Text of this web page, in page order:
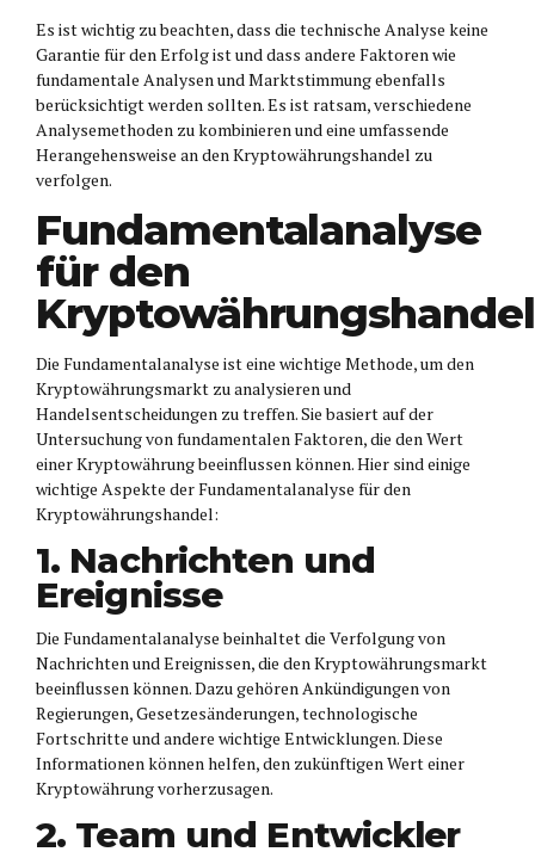
Es ist wichtig zu beachten, dass die technische Analyse keine
Garantie für den Erfolg ist und dass andere Faktoren wie
fundamentale Analysen und Marktstimmung ebenfalls
berücksichtigt werden sollten. Es ist ratsam, verschiedene
Analysemethoden zu kombinieren und eine umfassende
Herangehensweise an den Kryptowährungshandel zu
verfolgen.
Fundamentalanalyse
für den
Kryptowährungshandel
Die Fundamentalanalyse ist eine wichtige Methode, um den
Kryptowährungsmarkt zu analysieren und
Handelsentscheidungen zu treffen. Sie basiert auf der
Untersuchung von fundamentalen Faktoren, die den Wert
einer Kryptowährung beeinflussen können. Hier sind einige
wichtige Aspekte der Fundamentalanalyse für den
Kryptowährungshandel:
1. Nachrichten und
Ereignisse
Die Fundamentalanalyse beinhaltet die Verfolgung von
Nachrichten und Ereignissen, die den Kryptowährungsmarkt
beeinflussen können. Dazu gehören Ankündigungen von
Regierungen, Gesetzesänderungen, technologische
Fortschritte und andere wichtige Entwicklungen. Diese
Informationen können helfen, den zukünftigen Wert einer
Kryptowährung vorherzusagen.
2. Team und Entwickler